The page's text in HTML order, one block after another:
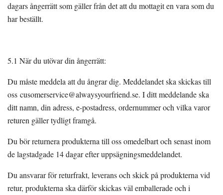
dagars ångerrätt som gäller från det att du mottagit en vara som du
har beställt.
5.1 När du utövar din ångerrätt:
Du måste meddela att du ångrar dig. Meddelandet ska skickas till
oss cusomerservice@alwaysyourfriend.se. I ditt meddelande ska
ditt namn, din adress, e-postadress, ordernummer och vilka varor
returen gäller tydligt framgå.
Du bör returnera produkterna till oss omedelbart och senast inom
de lagstadgade 14 dagar efter uppsägningsmeddelandet.
Du ansvarar för returfrakt, leverans och skick på produkterna vid
retur, produkterna ska därför skickas väl emballerade och i